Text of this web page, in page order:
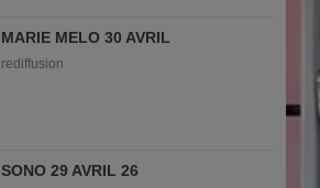
MARIE MELO 30 AVRIL
rediffusion
SONO 29 AVRIL 26